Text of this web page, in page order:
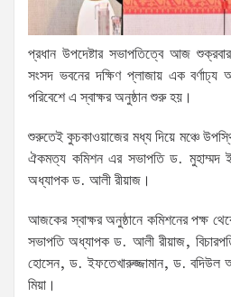
প্রধান উপদেষ্টার সভাপতিত্বে আজ
সংসদ ভবনের দক্ষিণ প্লাজায় এক
পরিবেশে এ স্বাক্ষর অনুষ্ঠান শুরু হয়।
শুরুতেই কুচকাওয়াজের মধ্য দিয়ে মঞ্চে
ঐকমত্য কমিশন এর সভাপতি ড. মুহাম্মদ
অধ্যাপক ড. আলী রীয়াজ।
আজকের স্বাক্ষর অনুষ্ঠানে কমিশনের পক্ষ
সভাপতি অধ্যাপক ড. আলী রীয়াজ,
হোসেন, ড. ইফতেখারুজ্জামান, ড.
মিয়া।